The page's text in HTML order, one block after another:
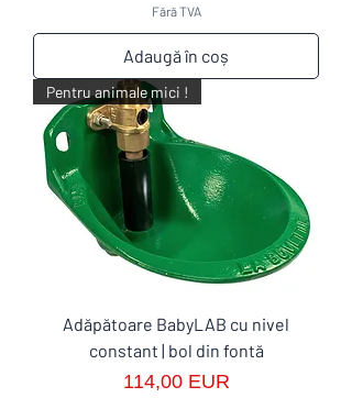
Fără TVA
Adaugă în coș
Pentru animale mici !
Adăpătoare BabyLAB cu nivel
constant | bol din fontă
Preț
114,00 EUR